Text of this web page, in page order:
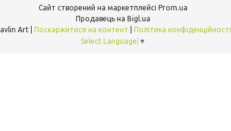
Сайт створений на маркетплейсі Prom.ua
Продавець на Bigl.ua
Поскаржитися на контент
Політика конфіденційності
Select Language ▼